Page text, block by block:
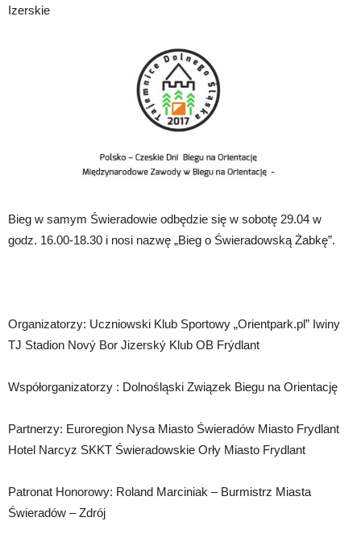
Izerskie
Bieg w samym Świeradowie odbędzie się w sobotę 29.04 w
godz. 16.00-18.30 i nosi nazwę „Bieg o Świeradowską Żabkę”.
Organizatorzy: Uczniowski Klub Sportowy „Orientpark.pl” Iwiny
TJ Stadion Nový Bor Jizerský Klub OB Frýdlant
Współorganizatorzy : Dolnośląski Związek Biegu na Orientację
Partnerzy: Euroregion Nysa Miasto Świeradów Miasto Frydlant
Hotel Narcyz SKKT Świeradowskie Orły Miasto Frydlant
Patronat Honorowy: Roland Marciniak – Burmistrz Miasta
Świeradów – Zdrój